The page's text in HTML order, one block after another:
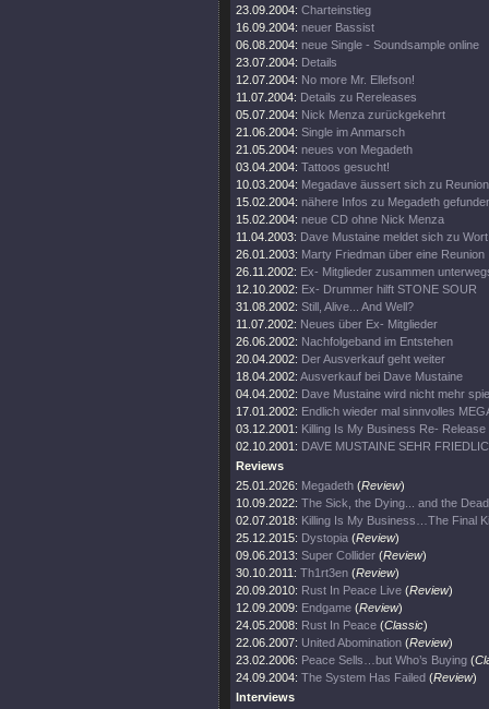
23.09.2004: Charteinstieg
16.09.2004: neuer Bassist
06.08.2004: neue Single - Soundsample online
23.07.2004: Details
12.07.2004: No more Mr. Ellefson!
11.07.2004: Details zu Rereleases
05.07.2004: Nick Menza zurückgekehrt
21.06.2004: Single im Anmarsch
21.05.2004: neues von Megadeth
03.04.2004: Tattoos gesucht!
10.03.2004: Megadave äussert sich zu Reunion
15.02.2004: nähere Infos zu Megadeth
15.02.2004: neue CD ohne Nick Menza
11.04.2003: Dave Mustaine meldet sich zu Wort
26.01.2003: Marty Friedman über eine Reunion
26.11.2002: Ex- Mitglieder zusammen
12.10.2002: Ex- Drummer hilft STONE SOUR
31.08.2002: Still, Alive... And Well?
11.07.2002: Neues über Ex- Mitglieder
26.06.2002: Nachfolgeband im Entstehen
20.04.2002: Der Ausverkauf geht weiter
18.04.2002: Ausverkauf bei Dave Mustaine
04.04.2002: Dave Mustaine wird nicht mehr
17.01.2002: Endlich wieder mal sinnvolles
03.12.2001: Killing Is My Business Re- Release
02.10.2001: DAVE MUSTAINE SEHR
Reviews
25.01.2026: Megadeth (Review)
10.09.2022: The Sick, the Dying... and the
02.07.2018: Killing Is My Business…The Final
25.12.2015: Dystopia (Review)
09.06.2013: Super Collider (Review)
30.10.2011: Th1rt3en (Review)
20.09.2010: Rust In Peace Live (Review)
12.09.2009: Endgame (Review)
24.05.2008: Rust In Peace (Classic)
22.06.2007: United Abomination (Review)
23.02.2006: Peace Sells…but Who’s Buying (
24.09.2004: The System Has Failed (Review)
Interviews